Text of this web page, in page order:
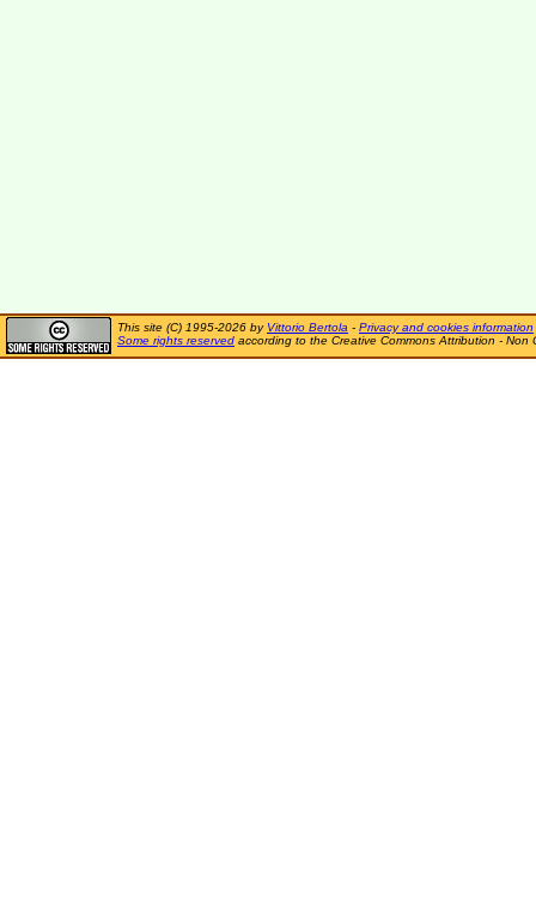
This site (C) 1995-2026 by Vittorio Bertola - Privacy and cookies information
Some rights reserved according to the Creative Commons Attribution - Non